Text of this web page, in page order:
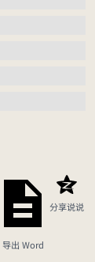
导出 Word
分享说说